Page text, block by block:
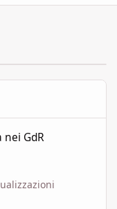
nei GdR